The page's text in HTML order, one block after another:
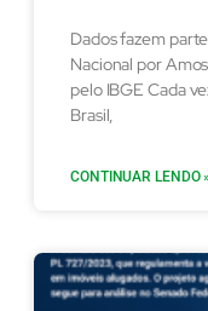
Dados fazem
Nacional por
pelo IBGE Cada
Brasil,
CONTINUAR LENDO